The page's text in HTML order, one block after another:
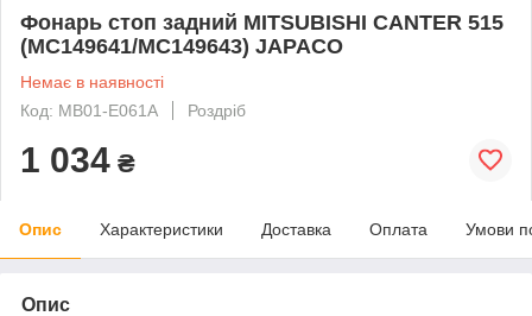
Фонарь стоп задний MITSUBISHI CANTER 515
(MC149641/MC149643) JAPACO
Немає в наявності
Код: MB01-E061A
Роздріб
1 034 ₴
Опис Характеристики Доставка Оплата Умови
Опис